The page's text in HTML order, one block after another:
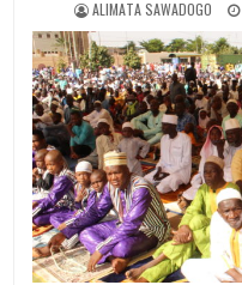
AUTHOR:
ALIMATA SAWADOGO